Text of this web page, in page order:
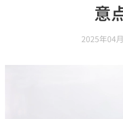
意
2025年04